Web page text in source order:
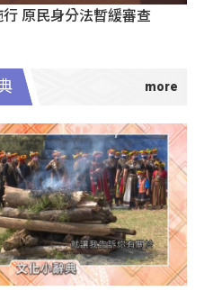
原民身分法暫緩審查